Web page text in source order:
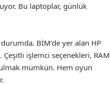
Bu laptoplar, günlük
BİM’de yer alan HP
işlemci seçenekleri, RAM
mümkün. Hem oyun